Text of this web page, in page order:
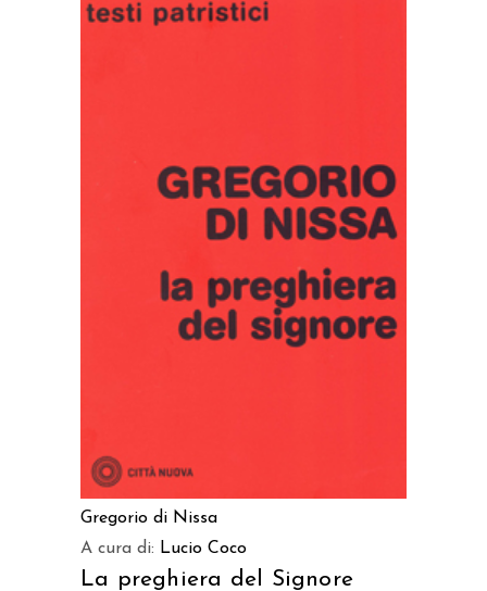
Gregorio di Nissa
A cura di: Lucio Coco
La preghiera del Signore